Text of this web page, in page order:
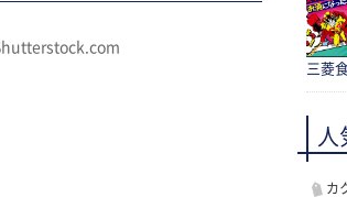
三菱
人
カ